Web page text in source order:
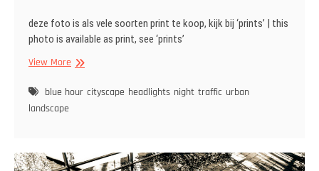
deze foto is als vele soorten print te koop, kijk bij ‘prints’ | this
photo is available as print, see ‘prints’
View MoreTraffic
shine
blue hour cityscape headlights night traffic urban
landscape